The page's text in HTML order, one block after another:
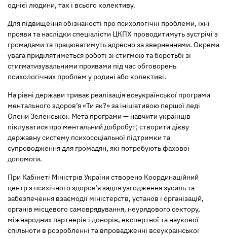
однієї людини, так і всього колективу.
Для підвищення обізнаності про психологічні проблеми, їхні
прояви та наслідки спеціалісти ЦКПХ проводитимуть зустрічі з
громадами та працюватимуть адресно за зверненнями. Окрема
увага приділятиметься роботі зі стигмою та боротьбі зі
стигматизувальними проявами під час обговорень
психологічних проблем у родині або колективі.
На рівні держави триває реалізація всеукраїнської програми
ментального здоров’я «Ти як?» за ініціативою першої леді
Олени Зеленської. Мета програми — навчити українців
піклуватися про ментальний добробут; створити дієву
державну систему психосоціальної підтримки та
супроводження для громадян, які потребують фахової
допомоги.
При Кабінеті Міністрів України створено Координаційний
центр з психічного здоров’я задля узгодження зусиль та
забезпечення взаємодії міністерств, установ і організацій,
органів місцевого самоврядування, неурядового сектору,
міжнародних партнерів і донорів, експертної та наукової
спільноти в розробленні та впровадженні всеукраїнської